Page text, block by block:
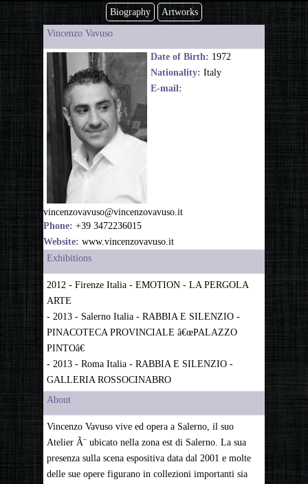
Biography Artworks
Vincenzo Vavuso
Date of Birth: 1972
Nationality: Italy
E-mail:
vincenzovavuso@vincenzovavuso.it
Phone: +39 3472236015
Website: www.vincenzovavuso.it
Exhibitions
2012 - Firenze Italia - EMOTION - LA PERGOLA
ARTE
- 2013 - Salerno Italia - RABBIA E SILENZIO -
PINACOTECA PROVINCIALE â€œPALAZZO
PINTOâ€
- 2013 - Roma Italia - RABBIA E SILENZIO -
GALLERIA ROSSOCINABRO
About
Vincenzo Vavuso vive ed opera a Salerno, il suo
Atelier Ã¨ ubicato nella zona est di Salerno. La sua
presenza sulla scena espositiva data dal 2001 e molte
delle sue opere figurano in collezioni importanti sia